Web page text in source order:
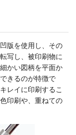
版を使用し、その
写し、被印刷物に
かい図柄を平面か
きるのが特徴で
レイに印刷するこ
印刷や、重ねての